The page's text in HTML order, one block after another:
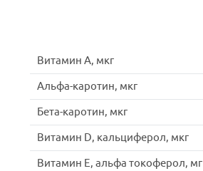
Витамин A, мкг
Альфа-каротин, мкг
Бета-каротин, мкг
Витамин D, кальциферол, мкг
Витамин E, альфа токоферол, мг